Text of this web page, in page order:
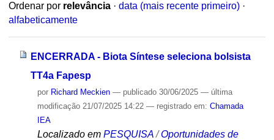
Ordenar por relevância · data (mais recente primeiro) ·
alfabeticamente
ENCERRADA - Biota Síntese seleciona bolsista
TT4a Fapesp
por Richard Meckien — publicado30/06/2025 — última
modificação21/07/2025 14:22 — registrado em: Chamada
IEA
Localizado em PESQUISA /Oportunidades de